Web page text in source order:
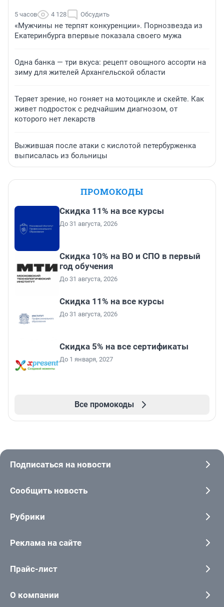
5 часов 4 128 Обсудить
«Мужчины не терпят конкуренции». Порнозвезда из
Екатеринбурга впервые показала своего мужа
Одна банка — три вкуса: рецепт овощного ассорти на
зиму для жителей Архангельской области
Теряет зрение, но гоняет на мотоцикле и скейте. Как
живет подросток с редчайшим диагнозом, от
которого нет лекарств
Выжившая после атаки с кислотой петербурженка
выписалась из больницы
ПРОМОКОДЫ
Скидка 11% на все курсы
До 31 августа, 2026
Скидка 10% на ВО и СПО в первый
год обучения
До 31 августа, 2026
Скидка 11% на все курсы
До 31 августа, 2026
Скидка 5% на все сертификаты
До 1 января, 2027
Все промокоды
Подписаться на новости
Сообщить новость
Рубрики
Реклама на сайте
Прайс-лист
О компании